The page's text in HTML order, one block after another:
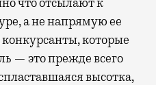
а не напрямую ее
которые
— это прежде всего
высотка,